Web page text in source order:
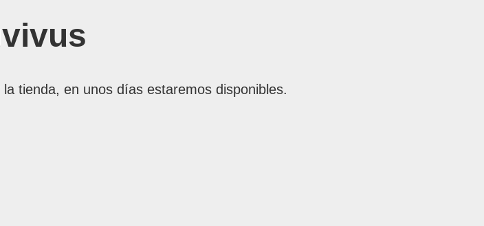
tienda, en unos días estaremos disponibles.